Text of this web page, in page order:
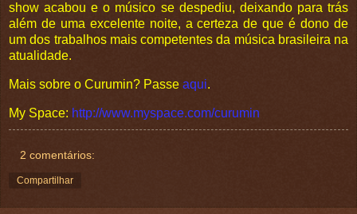
show acabou e o músico se despediu, deixando para trás
além de uma excelente noite, a certeza de que é dono de
um dos trabalhos mais competentes da música brasileira na
atualidade.
Mais sobre o Curumin? Passe aqui.
My Space: http://www.myspace.com/curumin
2 comentários:
Compartilhar